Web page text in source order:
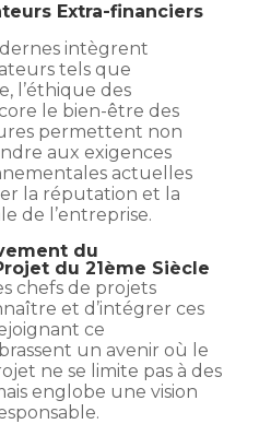
Extra-financiers
intègrent
tels que
l’éthique des
le bien-être des
permettent non
aux exigences
actuelles
la réputation et la
de l’entreprise.
du
du 21ème Siècle
chefs de projets
et d’intégrer ces
ce
un avenir où le
ne se limite pas à des
englobe une vision